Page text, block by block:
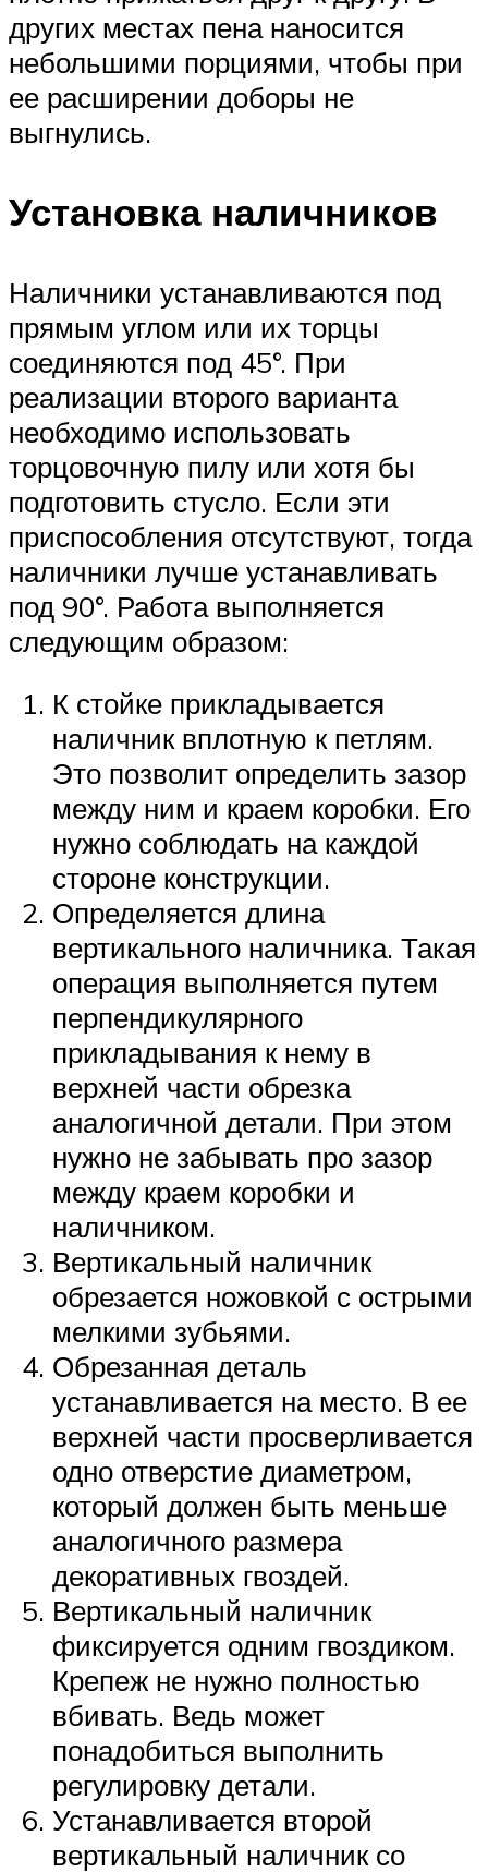
других местах пена наносится
небольшими порциями, чтобы при
ее расширении доборы не
выгнулись.
Установка наличников
Наличники устанавливаются под
прямым углом или их торцы
соединяются под 45°. При
реализации второго варианта
необходимо использовать
торцовочную пилу или хотя бы
подготовить стусло. Если эти
приспособления отсутствуют, тогда
наличники лучше устанавливать
под 90°. Работа выполняется
следующим образом:
К стойке прикладывается
наличник вплотную к петлям.
Это позволит определить зазор
между ним и краем коробки. Его
нужно соблюдать на каждой
стороне конструкции.
Определяется длина
вертикального наличника. Такая
операция выполняется путем
перпендикулярного
прикладывания к нему в
верхней части обрезка
аналогичной детали. При этом
нужно не забывать про зазор
между краем коробки и
наличником.
Вертикальный наличник
обрезается ножовкой с острыми
мелкими зубьями.
Обрезанная деталь
устанавливается на место. В ее
верхней части просверливается
одно отверстие диаметром,
который должен быть меньше
аналогичного размера
декоративных гвоздей.
Вертикальный наличник
фиксируется одним гвоздиком.
Крепеж не нужно полностью
вбивать. Ведь может
понадобиться выполнить
регулировку детали.
Устанавливается второй
вертикальный наличник со